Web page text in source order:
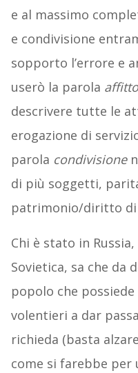
e al massimo
e condivisione
sopporto l’errore e
userò la parola affitto
descrivere tutte le
erogazione di
parola condivisione
di più soggetti,
patrimonio/diritto
Chi è stato in
Sovietica, sa che da
popolo che
volentieri a dar
richieda (basta
come si farebbe per